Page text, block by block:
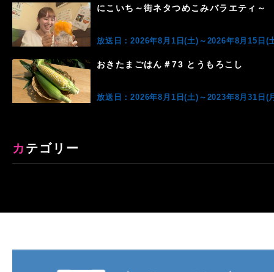
にこいち～街ネタつめこみバラエティ～
放送日：2026年8月1日(土)～2026年8月15日(
おきたまごはん＃73 とうもろこし
放送日：2026年8月1日(土)～2023年8月31日(
カテゴリー